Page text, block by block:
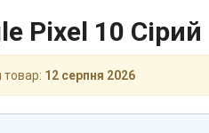
Pixel 10 Сірий
12 серпня 2026